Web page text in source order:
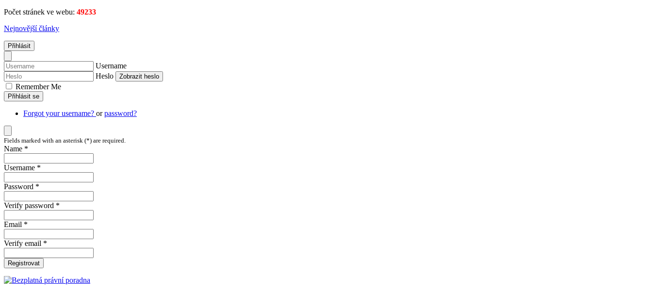
Počet stránek ve webu: 49233
Nejnovější články
Přihlásit
Username
Heslo
Zobrazit heslo
Remember Me
Přihlásit se
Forgot your username? orpassword?
Fields marked with an asterisk (*) are required.
Name *
Username *
Password *
Verify password *
Email *
Verify email *
Registrovat